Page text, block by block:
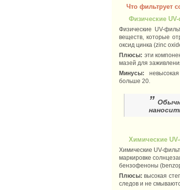
Что фильтрует
Физические
Физические UV-
веществ, которые
оксид цинка (zinc
Плюсы: эти
мазей для
Минусы:
больше 20.
”
Химические
Химические UV-
маркировке
бензофеноны
Плюсы: высокая
следов и не